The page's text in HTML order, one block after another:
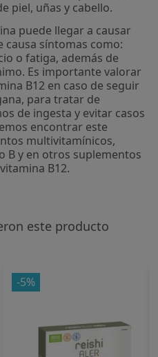
piel, uñas y cabello.
puede llegar a causar
causa síntomas como:
o fatiga, además de
Es importante valorar
B12 en caso de seguir
para tratar de
de ingesta y evitar casos
encontrar este
multivitamínicos,
B y en otros suplementos
B12.
este producto
-5%